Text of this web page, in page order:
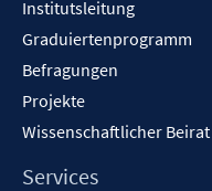
Institutsleitung
Graduiertenprogramm
Befragungen
Projekte
Wissenschaftlicher Beirat
Services